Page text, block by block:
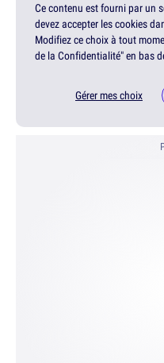
Ce contenu est fourni par un
devez accepter les cookies
Modifiez ce choix à tout
de la Confidentialité" en bas
Gérer mes choix